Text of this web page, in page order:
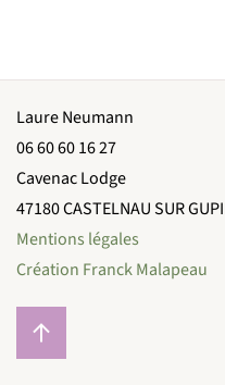
Laure Neumann
06 60 60 16 27
Cavenac Lodge
47180 CASTELNAU SUR
Mentions légales
Création Franck Malapeau